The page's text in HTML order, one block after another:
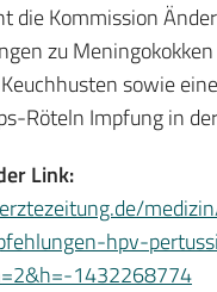
die Kommission
zu
sowie
Röteln Impfung in
Link:
hpv-
1432268774